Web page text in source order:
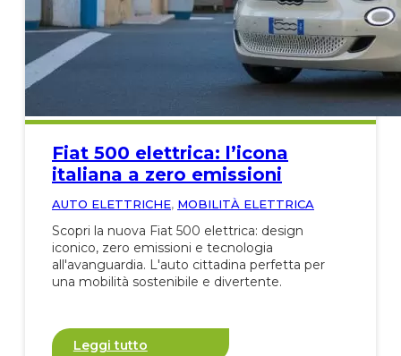
Fiat 500 elettrica: l’icona
italiana a zero emissioni
AUTO ELETTRICHE, MOBILITÀ ELETTRICA
Scopri la nuova Fiat 500 elettrica: design
iconico, zero emissioni e tecnologia
all'avanguardia. L'auto cittadina perfetta per
una mobilità sostenibile e divertente.
Leggi tutto